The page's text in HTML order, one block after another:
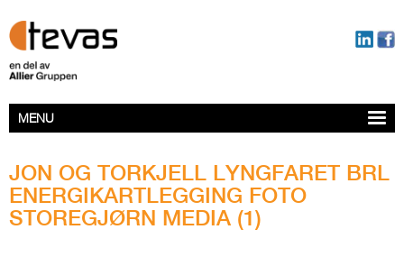
MENU
JON OG TORKJELL LYNGFARET BRL
ENERGIKARTLEGGING FOTO
STOREGJØRN MEDIA (1)